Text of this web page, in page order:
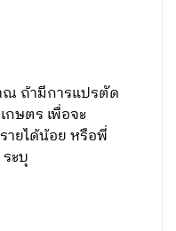
ณ ถ้ามีการแปรตัด
กษตร เพื่อจะ
ายได้น้อย หรือพี่
ะบุ